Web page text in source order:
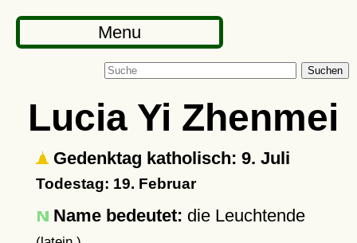
Menu
Suchen
Lucia Yi Zhenmei
Gedenktag katholisch: 9. Juli
Todestag: 19. Februar
Name bedeutet: die Leuchtende